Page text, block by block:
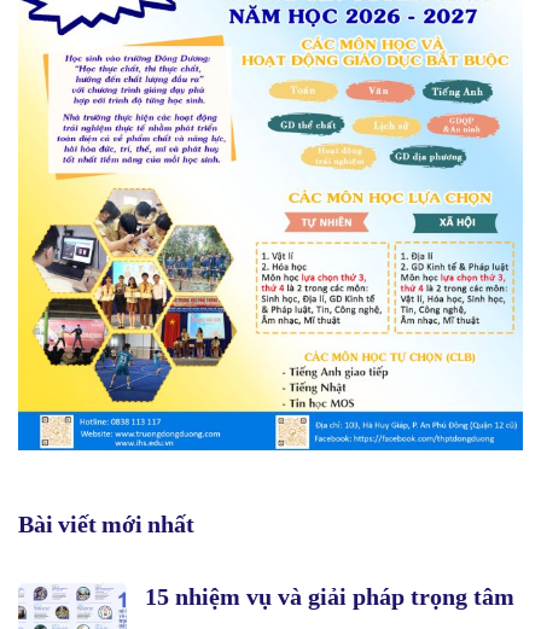
Bài viết mới nhất
15 nhiệm vụ và giải pháp trọng tâm